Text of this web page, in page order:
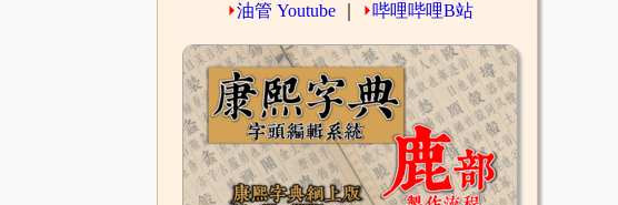
⏵油管 Youtube ⏵哔哩哔哩B站